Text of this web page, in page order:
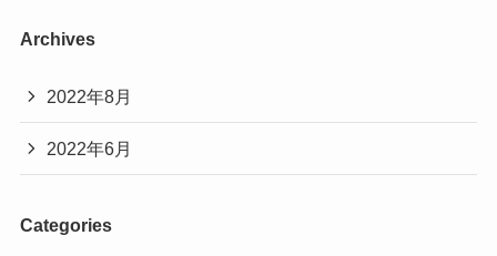
Archives
2022年8月
2022年6月
Categories